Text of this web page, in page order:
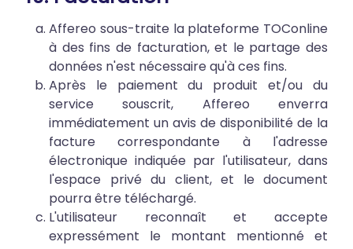
Affereo sous-traite la plateforme TOConline
à des fins de facturation, et le partage des
données n'est nécessaire qu'à ces fins.
Après le paiement du produit et/ou du
service souscrit, Affereo enverra
immédiatement un avis de disponibilité de la
facture correspondante à l'adresse
électronique indiquée par l'utilisateur, dans
l'espace privé du client, et le document
pourra être téléchargé.
L'utilisateur reconnaît et accepte
expressément le montant mentionné et